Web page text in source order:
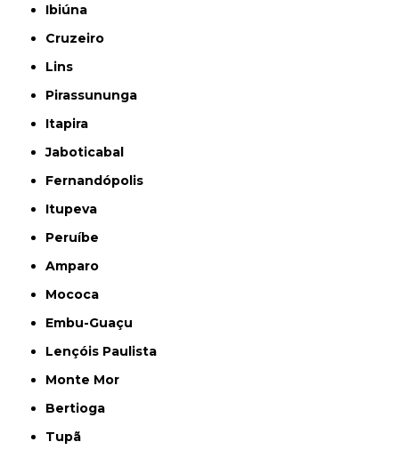
Ibiúna
Cruzeiro
Lins
Pirassununga
Itapira
Jaboticabal
Fernandópolis
Itupeva
Peruíbe
Amparo
Mococa
Embu-Guaçu
Lençóis Paulista
Monte Mor
Bertioga
Tupã